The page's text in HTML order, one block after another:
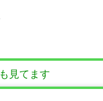
見てます